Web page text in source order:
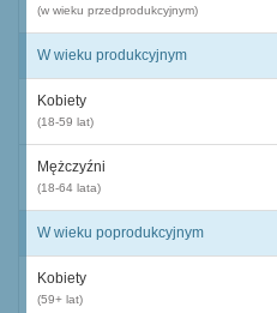
(w wieku przedprodukcyjnym)
W wieku produkcyjnym
Kobiety
(18-59 lat)
Mężczyźni
(18-64 lata)
W wieku poprodukcyjnym
Kobiety
(59+ lat)